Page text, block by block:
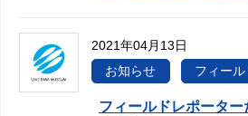
2021年04月13日
お知らせ
フィー
フィールドレポータ